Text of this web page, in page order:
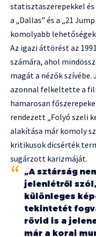
statisztaszerepekkel
a „Dallas” és a „21
komolyabb
Az igazi áttörést az
számára, ahol
magát a nézők szívébe.
azonnal felkeltette a
hamarosan
rendezett „Folyó szeli
alakítása már komoly
kritikusok dicsérték
sugárzott karizmáját.
„A sztárság
jelenlétről
különleges
tekintetét
rövid is a
már a korai